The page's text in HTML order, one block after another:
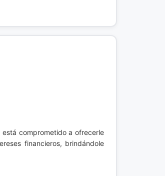
comprometido a ofrecerle
financieros, brindándole